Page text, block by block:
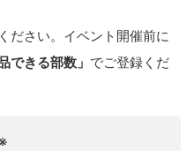
ださい。イベント開催前に
できる部数」 でご登録くだ